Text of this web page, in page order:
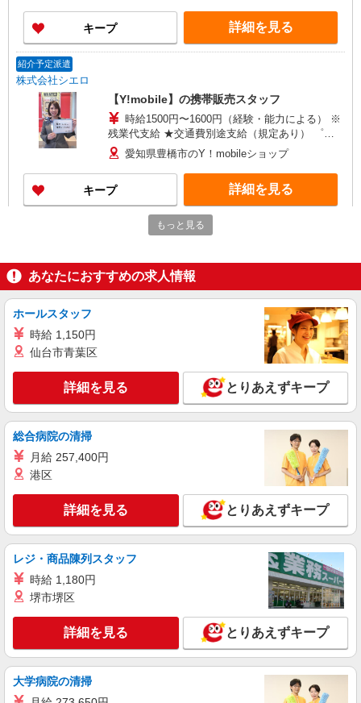
ンセンティブ支給(規定有) ゜・。○。・゜+゜・。
○。・゜+゜
キープ 詳細を見る
紹介予定派遣
株式会社シエロ
【Y!mobile】の携帯販売スタッフ
時給1500円〜1600円（経験・能力による） ※
残業代支給 ★交通費別途支給（規定あり） ゜
+゜・。○。・゜+゜・。○。・゜+゜ 入社祝い金10
万円支給(規定有) お友達を紹介頂くと, インセンテ
ィブ支給(規定有) ★月2回払い・週払い可能（規程
有）★ ゜・。○。・゜+゜・。○。・゜+゜
愛知県豊橋市のY！mobileショップ
キープ 詳細を見る
【UQモバイル】人気機種に詳しくなれる携帯
販売
時給1400円〜1500円（経験・能力による） ※
残業代支給 ★交通費別途支給（規定あり） ゜
+゜・。○。・゜+゜・。○。・゜+゜ 入社祝い金10
有）★ ゜・。○。・゜+゜・。○。・゜+゜
詳細を見る
派遣社員
株式会社シエロ
月給273200円 ※残業手当別途支給 ※研修期間
祝い金10万円支給(規定有) お友達を紹介頂くと, イ
ンセンティブ支給(規定有) ゜・。○。・゜+゜・。
○。・゜+゜
愛知県豊橋市の家電量販店
キープ 詳細を見る
派遣社員
株式会社シエロ
月給273200円〜 ※残業手当別途支給 ※研修期
間6か月・時給1550円〜 ★交通費別途支給（規定
あり） ゜+゜・。○。・゜+゜・。○。・゜+゜ 入
社祝い金10万円支給(規定有) お友達を紹介頂くと,
愛知県豊橋市の家電量販店
詳細を見る
もっと見る
あなたにおすすめの求人情報
ホールスタッフ
時給 1,150円
仙台市青葉区
詳細を見る とりあえずキープ
総合病院の清掃
月給 257,400円
港区
詳細を見る とりあえずキープ
レジ・商品陳列スタッフ
時給 1,180円
堺市堺区
詳細を見る とりあえずキープ
大学病院の清掃